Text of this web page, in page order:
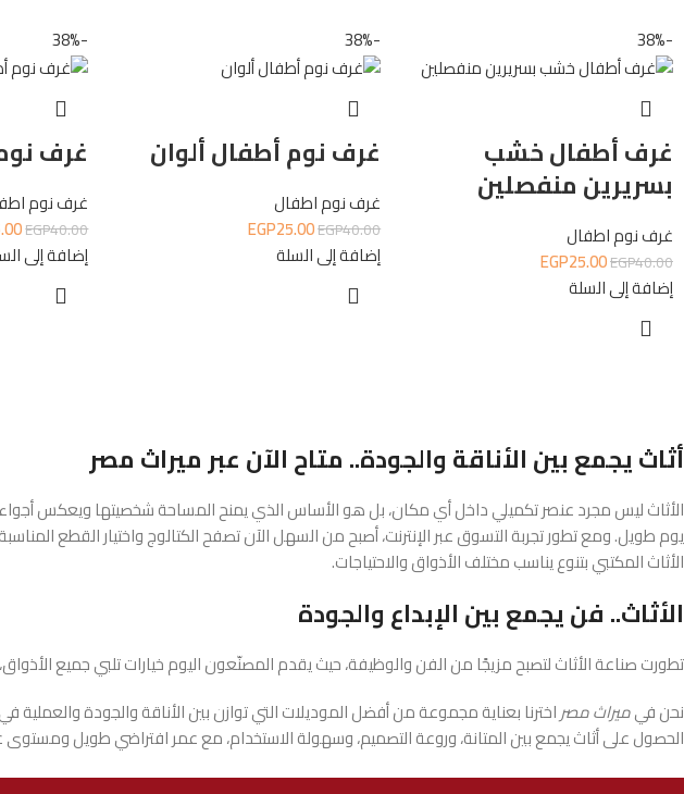
-38%
غرف أطفال خشب
بسريرين منفصلين
غرف نوم اطفال
EGP40.00
EGP25.00
إضافة إلى السلة
-38%
غرف نوم أطفال ألوان
غرف نوم اطفال
EGP40.00
EGP25.00
إضافة إلى السلة
-38%
غرف
غرف نوم
EGP40.00
إضافة إلى
أثاث يجمع بين الأناقة والجودة.. متاح الآن عبر ميراث مصر
الأثاث ليس مجرد عنصر تكميلي داخل أي مكان، بل هو الأساس الذي يمنح المساحة شخصيتها ويعكس
يوم طويل. ومع تطور تجربة التسوق عبر الإنترنت، أصبح من السهل الآن تصفح الكتالوج واختيار القطع
الأثاث المكتبي بتنوع يناسب مختلف الأذواق والاحتياجات.
الأثاث.. فن يجمع بين الإبداع والجودة
تطورت صناعة الأثاث لتصبح مزيجًا من الفن والوظيفة، حيث يقدم المصنّعون اليوم خيارات تلبي جميع
نحن فيميراث مصراخترنا بعناية مجموعة من أفضل الموديلات التي توازن بين الأناقة والجودة
الحصول على أثاث يجمع بين المتانة، وروعة التصميم، وسهولة الاستخدام، مع عمر افتراضي طويل